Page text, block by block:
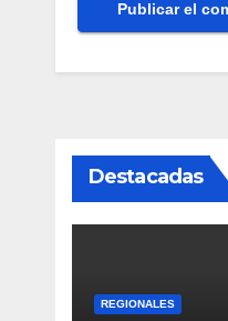
Destacadas
REGIONALES